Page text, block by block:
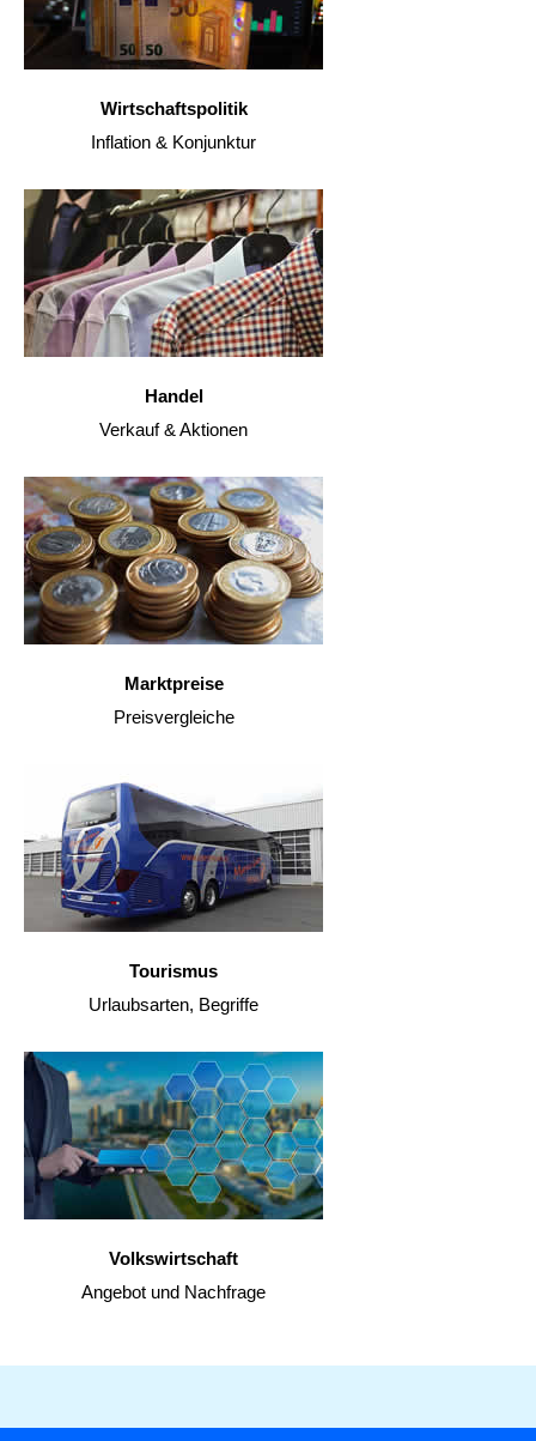
Wirtschaftspolitik
Inflation & Konjunktur
Handel
Verkauf & Aktionen
Marktpreise
Preisvergleiche
Tourismus
Urlaubsarten, Begriffe
Volkswirtschaft
Angebot und Nachfrage